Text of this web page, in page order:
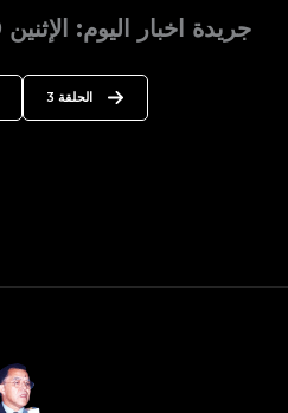
جريدة اخبار اليوم: الإثنين 09 يوليوز 2018
الحلقة 3